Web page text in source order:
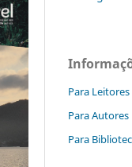
Para Leitores
Para Autores
Para